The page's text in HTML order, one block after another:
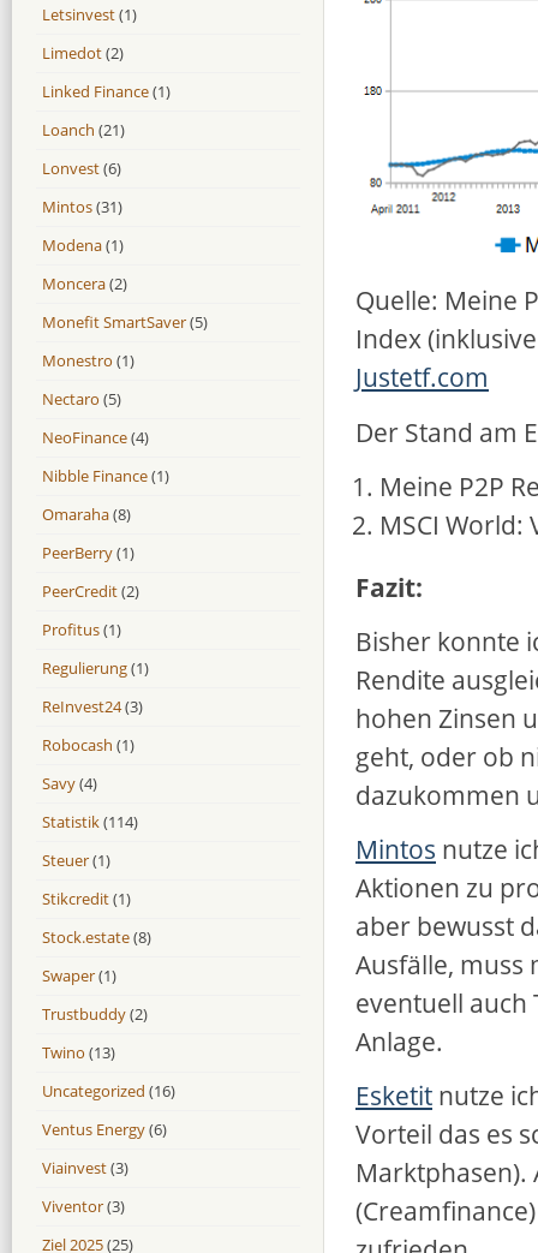
Quelle: Meine
Index
Justetf.com
Der Stand am
Meine P2P
MSCI World:
Fazit:
Bisher konnte
Rendite
hohen Zinsen
geht, oder ob
dazukommen
Mintos nutze
Aktionen zu
aber bewusst
Ausfälle, muss
eventuell auch
Anlage.
Esketit nutze
Vorteil das es
Marktphasen).
Letsinvest(1)
Limedot(2)
Linked Finance(1)
Loanch (21)
Lonvest(6)
Mintos(31)
Modena(1)
Moncera(2)
Monefit SmartSaver(5)
Monestro (1)
Nectaro (5)
NeoFinance(4)
Nibble Finance(1)
Omaraha(8)
PeerBerry(1)
PeerCredit(2)
Profitus(1)
Regulierung(1)
ReInvest24(3)
Robocash (1)
Savy(4)
Statistik(114)
Steuer(1)
Stikcredit(1)
Stock.estate(8)
Swaper(1)
Trustbuddy(2)
Twino (13)
Uncategorized (16)
Ventus Energy(6)
Viainvest(3)
Viventor(3)
Ziel 2025(25)